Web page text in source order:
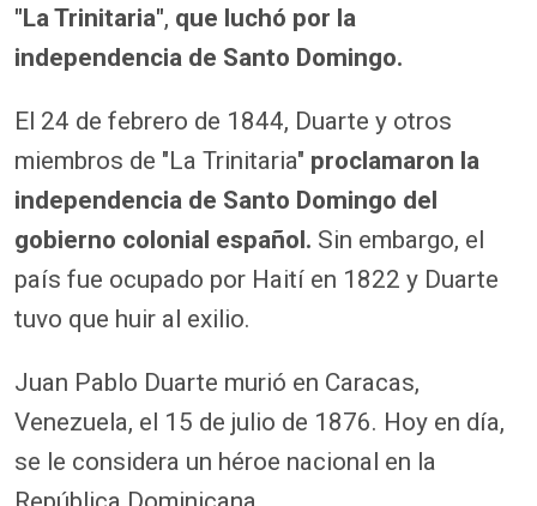
"La Trinitaria", que luchó por la
independencia de Santo Domingo.
El 24 de febrero de 1844, Duarte y otros
miembros de "La Trinitaria" proclamaron la
independencia de Santo Domingo del
gobierno colonial español. Sin embargo, el
país fue ocupado por Haití en 1822 y Duarte
tuvo que huir al exilio.
Juan Pablo Duarte murió en Caracas,
Venezuela, el 15 de julio de 1876. Hoy en día,
se le considera un héroe nacional en la